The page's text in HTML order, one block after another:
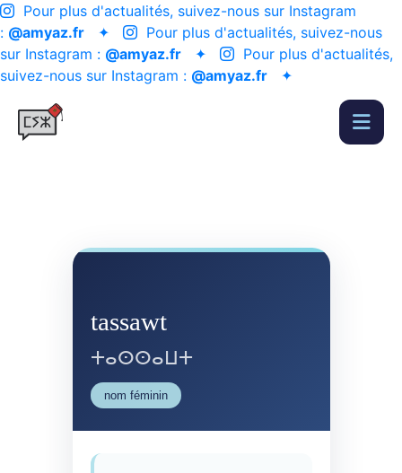
Pour plus d'actualités, suivez-nous sur Instagram
: @amyaz.fr ✦
Pour plus d'actualités, suivez-nous
sur Instagram : @amyaz.fr ✦
Pour plus d'actualités,
suivez-nous sur Instagram : @amyaz.fr ✦
tassawt
ⵜⴰⵙⵙⴰⵡⵜ
nom féminin